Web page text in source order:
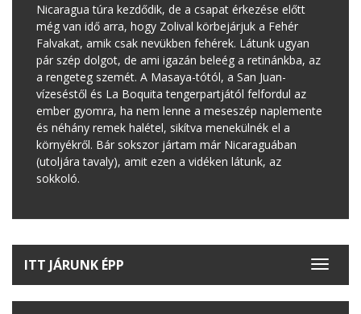
Nicaragua túra kezdődik, de a csapat érkezése előtt
még van idő arra, hogy Zolival körbejárjuk a Fehér
Falvakat, amik csak nevükben fehérek. Látunk ugyan
pár szép dolgot, de ami igazán beleég a retinánkba, az
a rengeteg szemét. A Masaya-tótól, a San Juan-
vízeséstől és La Boquita tengerpartjától felfordul az
ember gyomra, ha nem lenne a meseszép naplemente
és néhány remek halétel, sikítva menekülnék el a
környékről. Bár sokszor jártam már Nicaraguában
(utoljára tavaly), amit ezen a vidéken látunk, az
sokkoló.
Toggle
ITT JÁRUNK ÉPP